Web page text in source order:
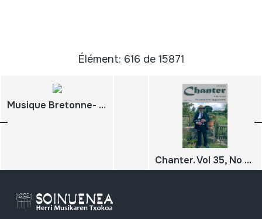
Élément: 616 de 15871
Musique Bretonne- spécial treujenn-gaol / 2eme Recontre Internationale de la clarinette populaire du 23 au 27 Mai 1990;
Chanter. Vol 35, No 3. The Journal of the Bagpipe Society. Autumn 2021